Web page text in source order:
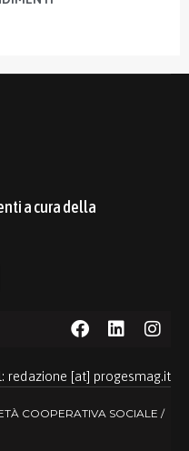
a cura della
redazione [at] progesmag.it
COOPERATIVA SOCIALE /